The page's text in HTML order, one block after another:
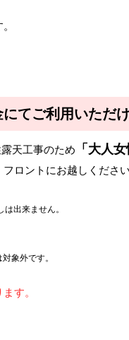
てご利用いただ
天工事のため 「大人
ロントにお越しくださ
出来ません。
象外です。
す。